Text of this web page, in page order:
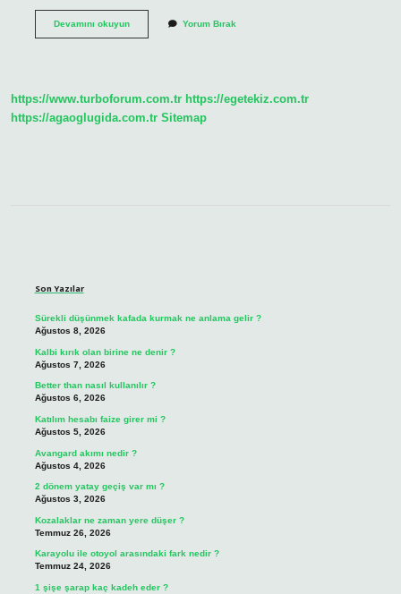
Devamını okuyun40
Yorum Bırak
https://www.turboforum.com.tr https://egetekiz.com.tr
https://agaoglugida.com.tr Sitemap
Son Yazılar
Sürekli düşünmek kafada kurmak ne anlama gelir ?
Ağustos 8, 2026
Kalbi kırık olan birine ne denir ?
Ağustos 7, 2026
Better than nasıl kullanılır ?
Ağustos 6, 2026
Katılım hesabı faize girer mi ?
Ağustos 5, 2026
Avangard akımı nedir ?
Ağustos 4, 2026
2 dönem yatay geçiş var mı ?
Ağustos 3, 2026
Kozalaklar ne zaman yere düşer ?
Temmuz 26, 2026
Karayolu ile otoyol arasındaki fark nedir ?
Temmuz 24, 2026
1 şişe şarap kaç kadeh eder ?